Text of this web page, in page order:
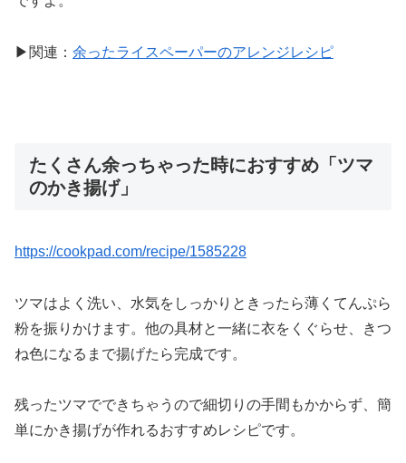
▶関連： 余ったライスペーパーのアレンジレシピ
たくさん余っちゃった時におすすめ「ツマ
のかき揚げ」
https://cookpad.com/recipe/1585228
ツマはよく洗い、水気をしっかりときったら薄くてんぷら
粉を振りかけます。他の具材と一緒に衣をくぐらせ、きつ
ね色になるまで揚げたら完成です。
残ったツマでできちゃうので細切りの手間もかからず、簡
単にかき揚げが作れるおすすめレシピです。